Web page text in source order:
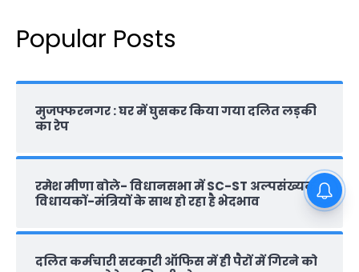
Popular Posts
मुजफ्फरनगर : घर में घुसकर किया गया दलित लड़की
का रेप
रमेश मीणा बोले- विधानसभा में SC-ST अल्पसंख्यक
विधायकों-मंत्रियों के साथ हो रहा है भेदभाव
दलित कर्मचारी सरकारी ऑफ‍िस में ही पैरों में गिरने को